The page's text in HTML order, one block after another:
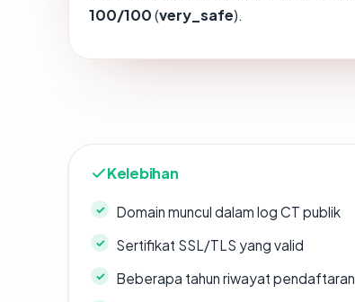
100/100(very_safe).
Kelebihan
Domain muncul dalam log CT publik
Sertifikat SSL/TLS yang valid
Beberapa tahun riwayat pendaftaran